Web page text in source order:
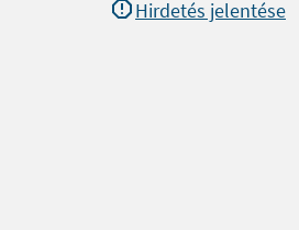
Hirdetés jelentése